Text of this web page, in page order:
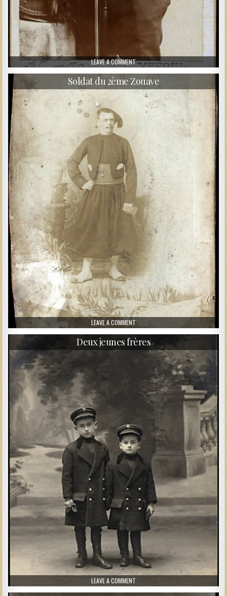
LEAVE A COMMENTON CHASSEUR À CHEVAL DE VESOUL
LEAVE A COMMENTON SOLDAT DU 2ÈME ZOUAVE
Soldat du 2ème Zouave
LEAVE A COMMENT
Deux jeunes frères